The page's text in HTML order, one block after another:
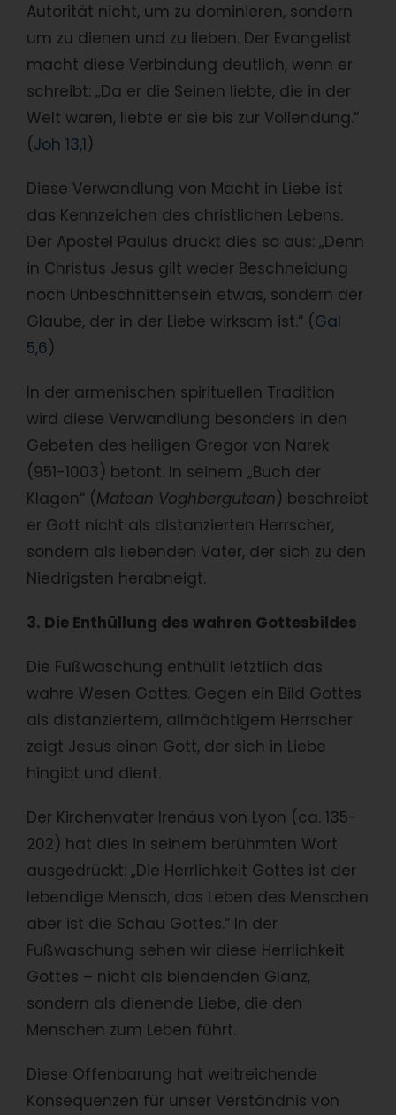
Autorität nicht, um zu dominieren, sondern
um zu dienen und zu lieben. Der Evangelist
macht diese Verbindung deutlich, wenn er
schreibt: „Da er die Seinen liebte, die in der
Welt waren, liebte er sie bis zur Vollendung.“
(Joh 13,1)
Diese Verwandlung von Macht in Liebe ist
das Kennzeichen des christlichen Lebens.
Der Apostel Paulus drückt dies so aus: „Denn
in Christus Jesus gilt weder Beschneidung
noch Unbeschnittensein etwas, sondern der
Glaube, der in der Liebe wirksam ist.“ (Gal
5,6)
In der armenischen spirituellen Tradition
wird diese Verwandlung besonders in den
Gebeten des heiligen Gregor von Narek
(951-1003) betont. In seinem „Buch der
Klagen“ (Matean Voghbergutean) beschreibt
er Gott nicht als distanzierten Herrscher,
sondern als liebenden Vater, der sich zu den
Niedrigsten herabneigt.
3. Die Enthüllung des wahren Gottesbildes
Die Fußwaschung enthüllt letztlich das
wahre Wesen Gottes. Gegen ein Bild Gottes
als distanziertem, allmächtigem Herrscher
zeigt Jesus einen Gott, der sich in Liebe
hingibt und dient.
Der Kirchenvater Irenäus von Lyon (ca. 135-
202) hat dies in seinem berühmten Wort
ausgedrückt: „Die Herrlichkeit Gottes ist der
lebendige Mensch, das Leben des Menschen
aber ist die Schau Gottes.“ In der
Fußwaschung sehen wir diese Herrlichkeit
Gottes – nicht als blendenden Glanz,
sondern als dienende Liebe, die den
Menschen zum Leben führt.
Diese Offenbarung hat weitreichende
Konsequenzen für unser Verständnis von